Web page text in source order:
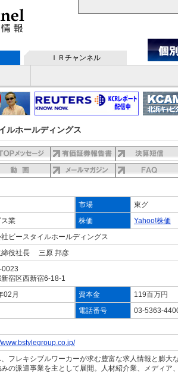
ＩＲチャンネル
ルホールディングス
市場
東グ
業 株価
Yahoo!株価
ビースタイルホールディングス
締役社長 三原 邦彦
0023
宿区西新宿6-18-1
02月 資本金
119百万円
電話番号
03-5363-
www.bstylegroup.co.jp/
、フレキシブルワーカーが求む豊富な求人情報と膨大
みの派遣事業を主として展開。人材紹介業、メディア